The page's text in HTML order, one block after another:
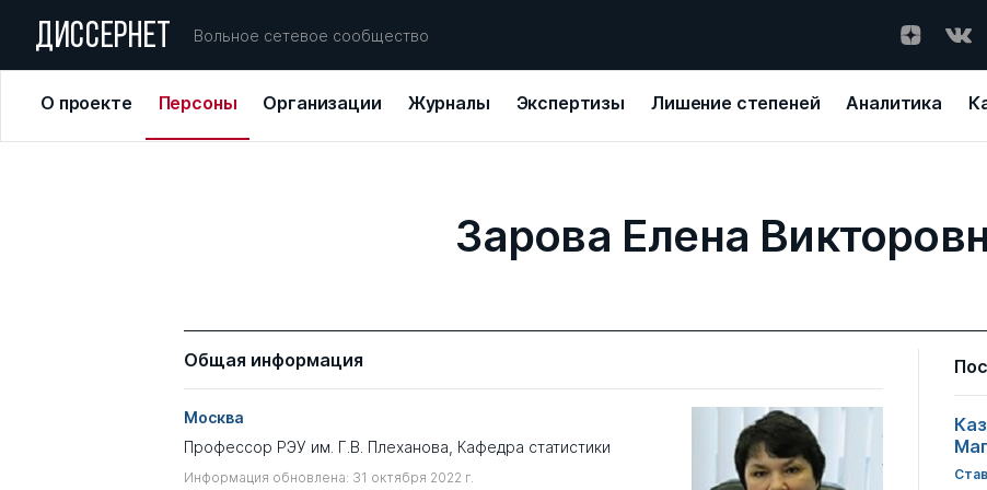
ДИССЕРНЕТ Вольное сетевое сообщество
О проекте Персоны Организации Журналы Экспертизы Лишение степеней Аналитика
Зарова Елена
Общая информация
Москва
Профессор РЭУ им. Г.В. Плеханова, Кафедра статистики
Информация обновлена: 31 октября 2022 г.